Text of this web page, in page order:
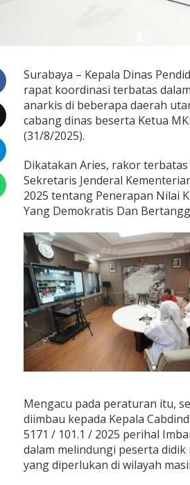
b
a
t
a
s
Surabaya – Kepala Dinas
rapat koordinasi terbatas
anarkis di beberapa daerah
cabang dinas beserta Ketua
(31/8/2025).
Dikatakan Aries, rakor
Sekretaris Jenderal
2025 tentang Penerapan Nilai
Yang Demokratis Dan
Mengacu pada peraturan itu,
diimbau kepada Kepala
5171 / 101.1 / 2025 perihal
dalam melindungi peserta
yang diperlukan di wilayah